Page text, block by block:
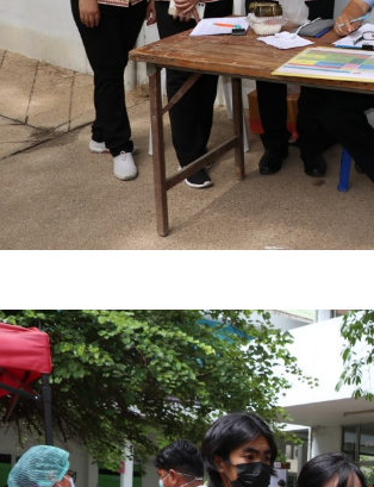
บริหารงานบุคคล
รวจสอบภายใน
ครื่องจักรกล อบจ.
ยการการเลือกตั้ง สมาชิกสภาและนายก